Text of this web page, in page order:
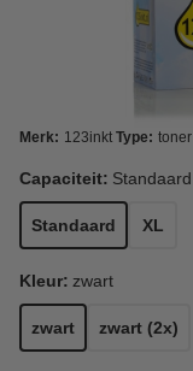
Merk: 123inkt Type: toner
Capaciteit: Standaard
Standaard XL
Kleur: zwart
zwart zwart (2x)